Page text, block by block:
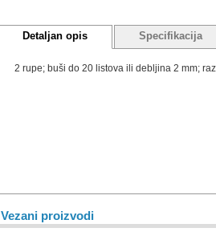
Detaljan opis Specifikacija
2 rupe; buši do 20 listova ili debljina 2 mm;
Vezani proizvodi